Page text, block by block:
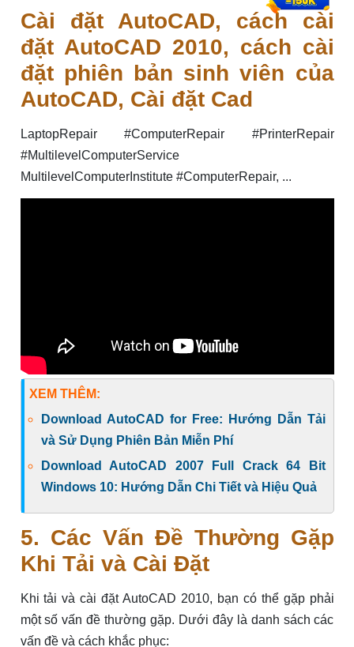
Cài đặt AutoCAD, cách cài
đặt AutoCAD 2010, cách cài
đặt phiên bản sinh viên của
AutoCAD, Cài đặt Cad
LaptopRepair #ComputerRepair #PrinterRepair
#MultilevelComputerService
MultilevelComputerInstitute #ComputerRepair, ...
XEM THÊM:
Download AutoCAD for Free: Hướng Dẫn Tải
và Sử Dụng Phiên Bản Miễn Phí
Download AutoCAD 2007 Full Crack 64 Bit
Windows 10: Hướng Dẫn Chi Tiết và Hiệu Quả
5. Các Vấn Đề Thường Gặp
Khi Tải và Cài Đặt
Khi tải và cài đặt AutoCAD 2010, bạn có thể gặp phải
một số vấn đề thường gặp. Dưới đây là danh sách các
vấn đề và cách khắc phục: